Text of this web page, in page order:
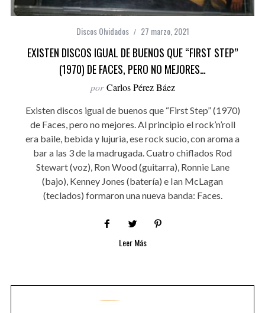
Discos Olvidados 27 marzo, 2021
EXISTEN DISCOS IGUAL DE BUENOS QUE “FIRST STEP”
(1970) DE FACES, PERO NO MEJORES…
por Carlos Pérez Báez
Existen discos igual de buenos que “First Step” (1970)
de Faces, pero no mejores. Al principio el rock’n’roll
era baile, bebida y lujuria, ese rock sucio, con aroma a
bar a las 3 de la madrugada. Cuatro chiflados Rod
Stewart (voz), Ron Wood (guitarra), Ronnie Lane
(bajo), Kenney Jones (batería) e Ian McLagan
(teclados) formaron una nueva banda: Faces.
Leer Más